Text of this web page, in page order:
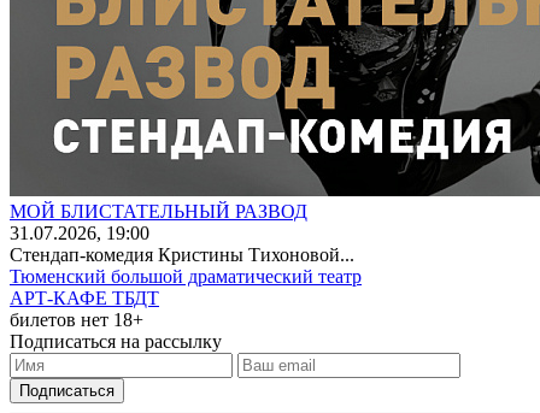
МОЙ БЛИСТАТЕЛЬНЫЙ РАЗВОД
31 .07.2026, 19:00
Стендап-комедия Кристины Тихоновой...
Тюменский большой драматический театр
АРТ-КАФЕ ТБДТ
билетов нет 18+
Подписаться на рассылку